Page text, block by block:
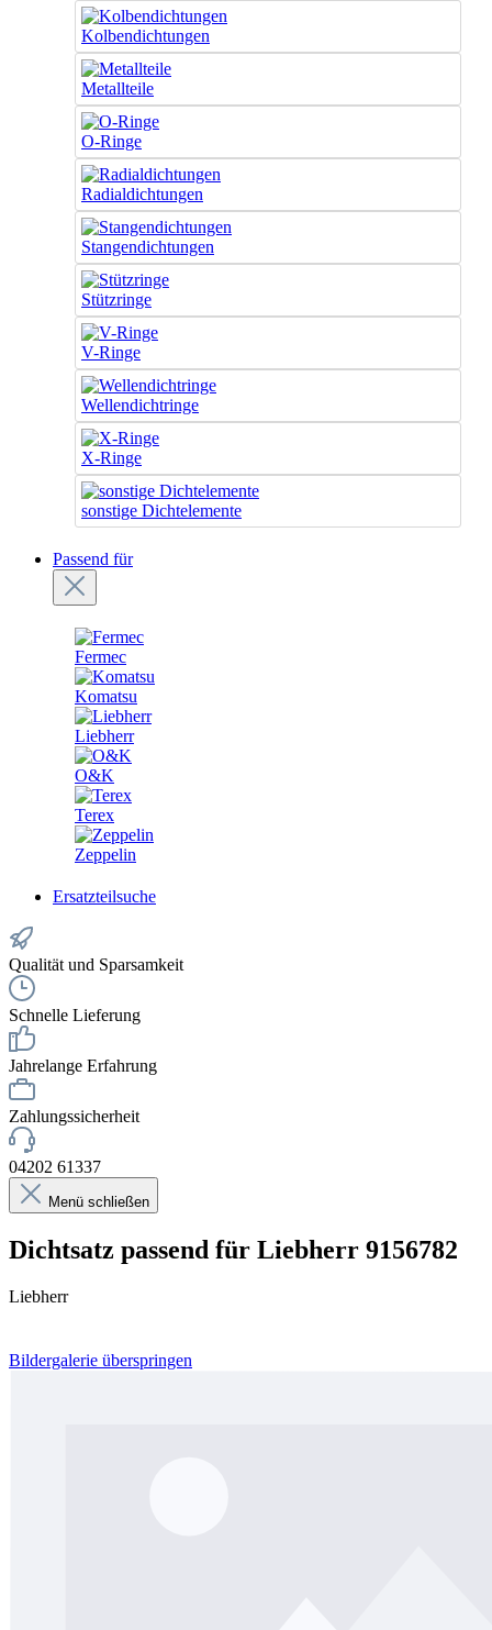
Kolbendichtungen
Metallteile
O-Ringe
Radialdichtungen
Stangendichtungen
Stützringe
V-Ringe
Wellendichtringe
X-Ringe
sonstige Dichtelemente
Passend für
Fermec
Komatsu
Liebherr
O&K
Terex
Zeppelin
Ersatzteilsuche
Qualität und Sparsamkeit
Schnelle Lieferung
Jahrelange Erfahrung
Zahlungssicherheit
04202 61337
Menü schließen
Dichtsatz passend für Liebherr 9156782
Liebherr
Bildergalerie überspringen